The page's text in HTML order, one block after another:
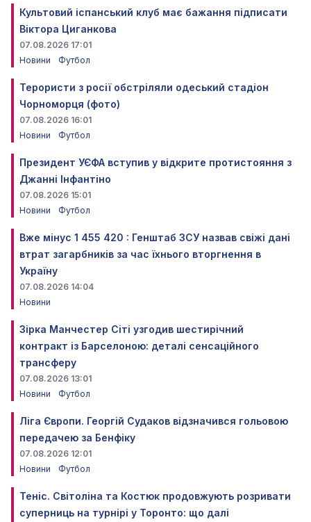
Культовий іспанський клуб має бажання підписати
Віктора Циганкова
07.08.2026 17:01
Новини
Футбол
Терористи з росії обстріляли одеський стадіон
Чорноморця (фото)
07.08.2026 16:01
Новини
Футбол
Президент УЄФА вступив у відкрите протистояння з
Джанні Інфантіно
07.08.2026 15:01
Новини
Футбол
Вже мінус 1 455 420 : Генштаб ЗСУ назвав свіжі дані
втрат загарбників за час їхнього вторгнення в
Україну
07.08.2026 14:04
Новини
Зірка Манчестер Сіті узгодив шестирічний
контракт із Барселоною: деталі сенсаційного
трансферу
07.08.2026 13:01
Новини
Футбол
Ліга Європи. Георгій Судаков відзначився гольовою
передачею за Бенфіку
07.08.2026 12:01
Новини
Футбол
Теніс. Світоліна та Костюк продовжують розривати
суперниць на турнірі у Торонто: що далі